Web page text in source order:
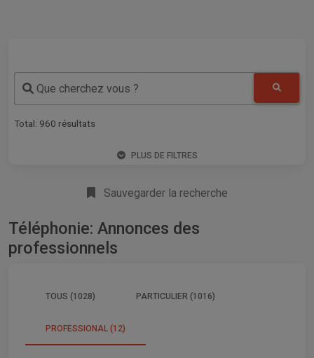
Que cherchez vous ?
Total: 960 résultats
PLUS DE FILTRES
Sauvegarder la recherche
Téléphonie: Annonces des
professionnels
TOUS (1028) PARTICULIER (1016)
PROFESSIONAL (12)